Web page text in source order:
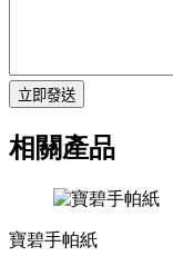
立即發送
相關產品
寶碧手帕紙